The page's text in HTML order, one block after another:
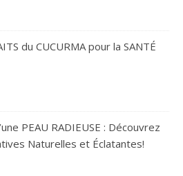
du CUCURMA pour la SANTÉ
PEAU RADIEUSE : Découvrez
Naturelles et Éclatantes!